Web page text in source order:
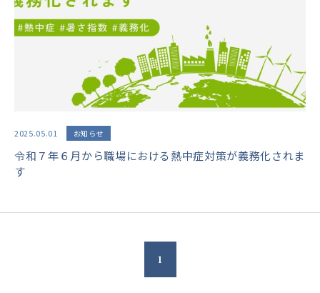
2025.05.01 お知らせ
令和７年６月から職場における熱中症対策が義務化されま
す
1